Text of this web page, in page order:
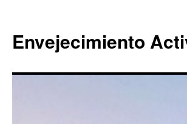
Envejecimiento